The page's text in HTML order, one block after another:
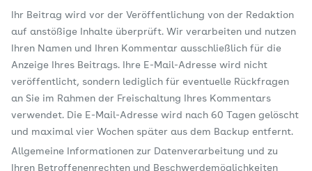
Ihr Beitrag wird vor der Veröffentlichung von der Redaktion
auf anstößige Inhalte überprüft. Wir verarbeiten und nutzen
Ihren Namen und Ihren Kommentar ausschließlich für die
Anzeige Ihres Beitrags. Ihre E-Mail-Adresse wird nicht
veröffentlicht, sondern lediglich für eventuelle Rückfragen
an Sie im Rahmen der Freischaltung Ihres Kommentars
verwendet. Die E-Mail-Adresse wird nach 60 Tagen gelöscht
und maximal vier Wochen später aus dem Backup entfernt.
Allgemeine Informationen zur Datenverarbeitung und zu
Ihren Betroffenenrechten und Beschwerdemöglichkeiten